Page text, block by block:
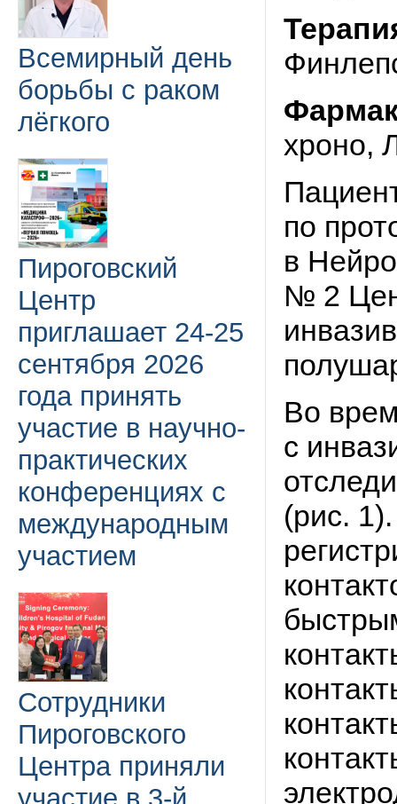
Всемирный день
борьбы с раком
лёгкого
Пироговский
Центр
приглашает 24-25
сентября 2026
года принять
участие в научно-
практических
конференциях с
международным
участием
Сотрудники
Пироговского
Центра приняли
хроно,
по
в
№ 2
Во
с
(рис.